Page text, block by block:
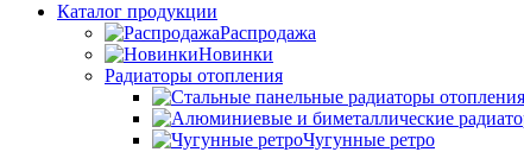
Каталог продукции
Распродажа
Новинки
Радиаторы отопления
Чугунные ретро